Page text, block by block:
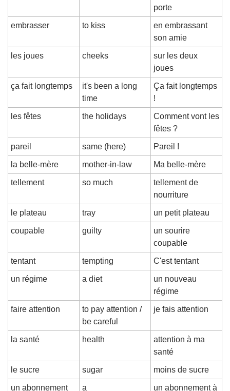
porte
embrasser to kiss
en embrassant
son amie
les joues cheeks
sur les deux
joues
ça fait longtemps
it's been a long
time
Ça fait longtemps
!
les fêtes the holidays
Comment vont les
fêtes ?
pareil same (here) Pareil !
la belle-mère mother-in-law Ma belle-mère
tellement so much
tellement de
nourriture
le plateau tray un petit plateau
coupable guilty
un sourire
coupable
tentant tempting C'est tentant
un régime a diet
un nouveau
régime
faire attention
to pay attention /
be careful
je fais attention
la santé health
attention à ma
santé
le sucre sugar moins de sucre
un abonnement
a
un abonnement à